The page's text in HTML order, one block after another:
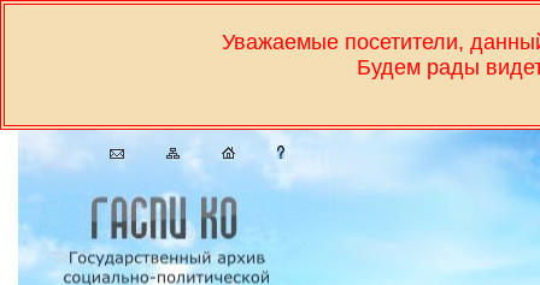
Уважаемые посетители,
Будем рады